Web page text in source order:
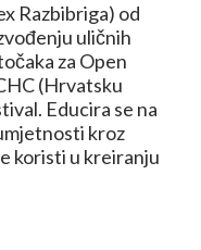
Razbibriga) od
uličnih
za Open
(Hrvatsku
Educira se na
kroz
koristi u kreiranju